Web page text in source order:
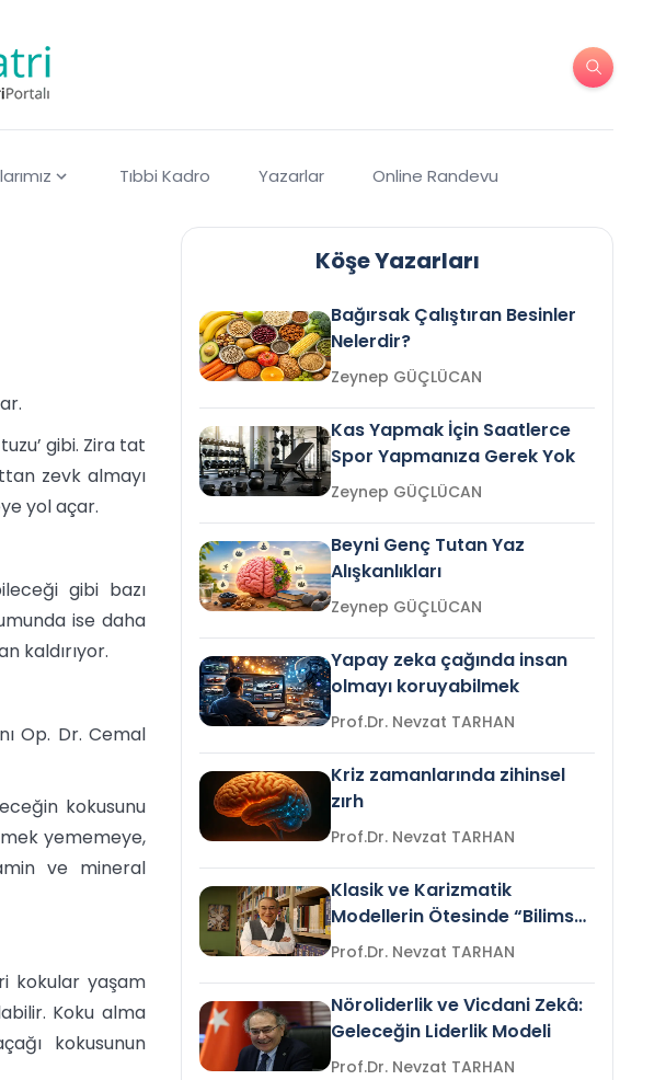
Tıbbi Kadro Yazarlar Online Randevu
gibi. Zira tat
zevk almayı
yol açar.
gibi bazı
ise daha
kaldırıyor.
Op. Dr. Cemal
kokusunu
yememeye,
ve mineral
kokular yaşam
Koku alma
kokusunun
Köşe Yazarları
Bağırsak Çalıştıran Besinler
Nelerdir?
Zeynep GÜÇLÜCAN
Kas Yapmak İçin Saatlerce
Spor Yapmanıza Gerek Yok
Zeynep GÜÇLÜCAN
Beyni Genç Tutan Yaz
Alışkanlıkları
Zeynep GÜÇLÜCAN
Yapay zeka çağında insan
olmayı koruyabilmek
Prof.Dr. Nevzat TARHAN
Kriz zamanlarında zihinsel
zırh
Prof.Dr. Nevzat TARHAN
Klasik ve Karizmatik
Modellerin Ötesinde “Bilimsel
Liderlik”
Prof.Dr. Nevzat TARHAN
Nöroliderlik ve Vicdani Zekâ:
Geleceğin Liderlik Modeli
Prof.Dr. Nevzat TARHAN